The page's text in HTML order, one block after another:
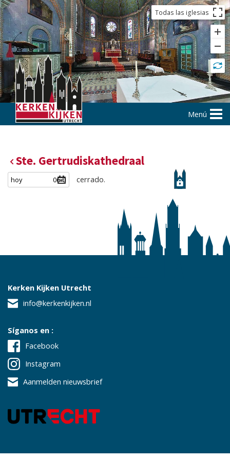
Todas las iglesias
Menú
Ste. Gertrudiskathedraal
cerrado.
Kerken Kijken Utrecht
info@kerkenkijken.nl
Síganos en :
Facebook
Instagram
Aanmelden nieuwsbrief